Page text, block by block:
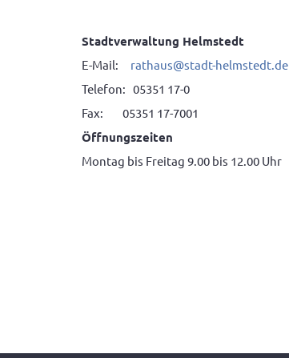
Stadtverwaltung Helmstedt
E-Mail: rathaus@stadt-helmstedt.de
Telefon: 05351 17-0
Fax: 05351 17-7001
Öffnungszeiten
Montag bis Freitag 9.00 bis 12.00 Uhr